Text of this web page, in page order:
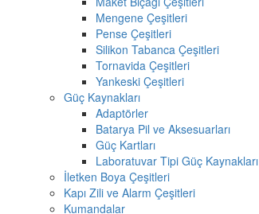
Mengene Çeşitleri
Pense Çeşitleri
Silikon Tabanca Çeşitleri
Tornavida Çeşitleri
Yankeski Çeşitleri
Güç Kaynakları
Adaptörler
Batarya Pil ve Aksesuarları
Güç Kartları
Laboratuvar Tipi Güç Kaynakları
İletken Boya Çeşitleri
Kapı Zili ve Alarm Çeşitleri
Kumandalar